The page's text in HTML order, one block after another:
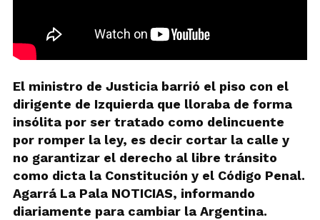
El ministro de Justicia barrió el piso con el
dirigente de Izquierda que lloraba de forma
insólita por ser tratado como delincuente
por romper la ley, es decir cortar la calle y
no garantizar el derecho al libre tránsito
como dicta la Constitución y el Código Penal.
Agarrá La Pala NOTICIAS, informando
diariamente para cambiar la Argentina.